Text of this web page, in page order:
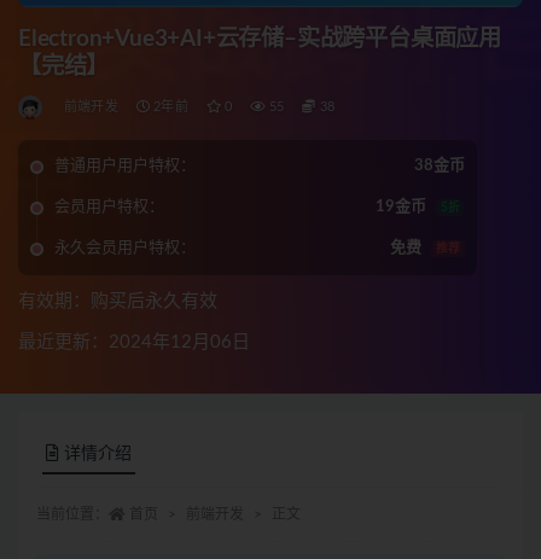
Electron+Vue3+AI+云存储–实战跨平台桌面应用
【完结】
前端开发 2年前 0 55 38
普通用户用户特权： 38金币
会员用户特权： 19金币 5折
永久会员用户特权： 免费 推荐
有效期：购买后永久有效
最近更新：2024年12月06日
详情介绍